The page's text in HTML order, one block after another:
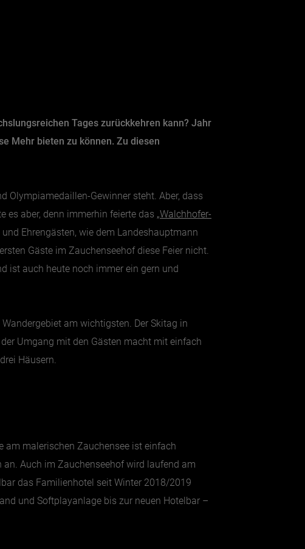
Tages zurückkehren kann? Jahr
Mehr bieten zu können. Zu diesen
Olympiamedaillen-Gewinner steht. Aber, dass
aber, denn immerhin feierte das „Walchhofer-
Ehrengästen, wie dem Landeshauptmann
Gäste im Zauchenseehof diese Feier nicht.
ist auch heute noch immer ein gern und
am wichtigsten. Der Skitag in
Umgang mit den Gästen macht mit einfach
Häusern.
am malerischen Zauchensee ist einfach
Auch im Zauchenseehof wird laufend am
das Familienhotel seit Winter 2018/2019
und Softplayanlage bis zur neuen Hotelbar –